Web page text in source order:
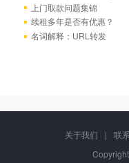
上门取款问题集锦
续租多年是否有优惠？
名词解释：URL转发
关于我们 | 联